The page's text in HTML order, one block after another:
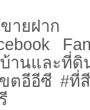
ายฝาก
บ้านและที่ดิ
ตอีอีซี #ที่